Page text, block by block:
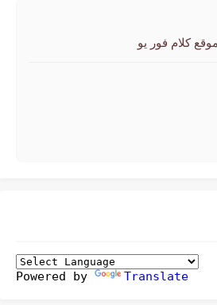
كلام فور يو
Powered by Translate